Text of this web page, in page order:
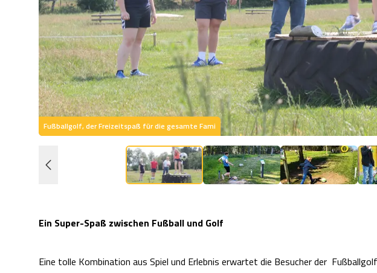
Fußballgolf, der Freizeitspaß für die gesamte Fami
Ein Super-Spaß zwischen Fußball und Golf
Eine tolle Kombination aus Spiel und Erlebnis erwartet die Besucher der